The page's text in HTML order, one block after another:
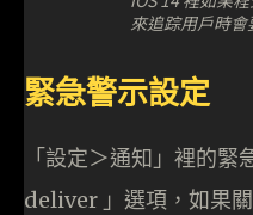
來追踪用戶時會
緊急警示設定
「設定＞通知」裡的
deliver 」選項，如果